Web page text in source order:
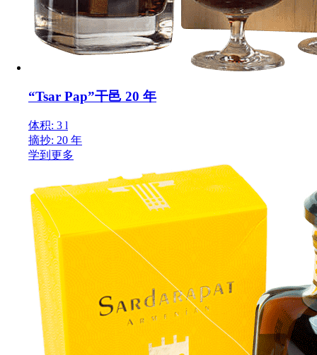
“Tsar Pap”干邑 20 年
体积: 3 l
摘抄: 20 年
学到更多